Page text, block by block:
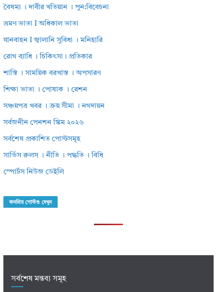
বৈষম্য । দাবীর খতিয়ান । পুন:বিবেচনা
ভ্রমণ ভাতা I অধিকাল ভাতা
যানবাহন I জ্বালানি সুবিধা । মনিহারি
রোগ ব্যাধি । চিকিৎসা। প্রতিকার
শাস্তি । সাময়িক বরখাস্ত । অপসারণ
শিক্ষা ভাতা । পোষাক । রেশন
সঞ্চয়পত্র খবর । ক্রয় সীমা । নগদায়ন
সর্বজনীন পেনশন স্কিম ২০২৬
সর্বশেষ প্রকাশিত পোস্টসমূহ
সার্ভিস রুলস । নীতি । পদ্ধতি । বিধি
স্পোর্টস নিউজ ডেইলি
জনপ্রিয় পোস্টগু দেখুন
সর্বশেষ মন্তব্য সমূহ